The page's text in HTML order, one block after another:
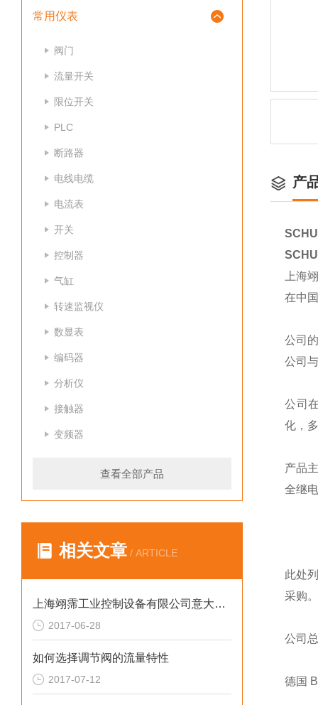
常用仪表
阀门
流量开关
限位开关
PLC
断路器
电线电缆
电流表
开关
控制器
气缸
转速监视仪
数显表
编码器
分析仪
接触器
变频器
查看全部产品
相关文章 / ARTICLE
上海翊霈工业控制设备有限公司意大利Adler球阀全系列*
2017-06-28
如何选择调节阀的流量特性
2017-07-12
产
上海
在中
公司
公司
公司
化，
产品
全继
此处
采购。
公司
德国